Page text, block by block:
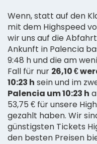
Wenn, statt auf den
mit dem Highspeed
wir uns auf die
Ankunft in Palencia
9:48 h und die am
Fall für nur 26,10 €
10:23 h sein und im
Palencia um 10:23 h
53,75 € für unsere
gezahlt haben. Wir
günstigsten Tickets
den besten Preisen